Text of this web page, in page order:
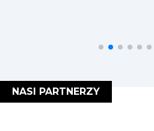
NASI PARTNERZY